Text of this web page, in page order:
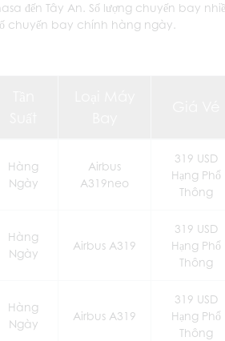
đến Tây An. Số lượng chuyến bay
chuyến bay chính hàng ngày.
Hàng
Ngày
Airbus
A319neo
319 USD
Hạng Phổ
Thông
Hàng
Ngày
Airbus A319
319 USD
Hạng Phổ
Thông
Hàng
Ngày
Airbus A319
319 USD
Hạng Phổ
Thông